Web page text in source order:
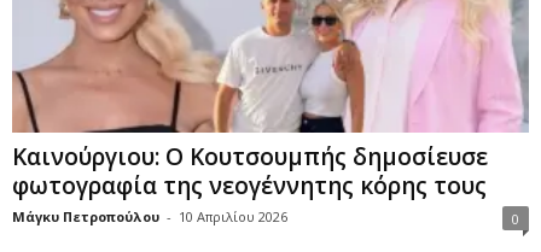
Καινούργιου: Ο Κουτσουμπής δημοσίευσε
φωτογραφία της νεογέννητης κόρης τους
Μάγκυ Πετροπούλου - 10 Απριλίου 2026 0